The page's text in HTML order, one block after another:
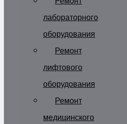
лабораторного
оборудования
Ремонт
лифтового
оборудования
Ремонт
медицинского